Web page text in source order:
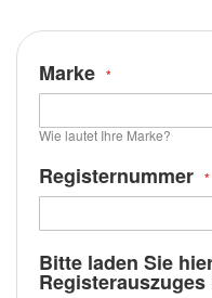
Marke
Wie lautet Ihre Marke?
Registernummer
Bitte laden Sie